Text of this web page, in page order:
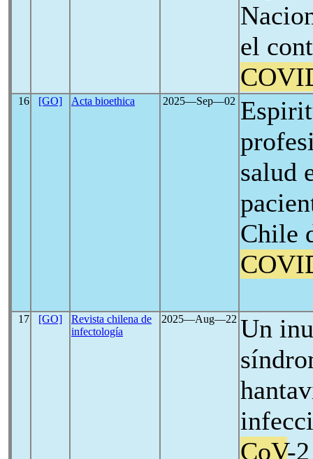
el
16 [GO] Acta bioethica 2025―Sep―02
salud
Chile
17 [GO]
Revista chilena de
infectología
2025―Aug―22 Un
CoV-